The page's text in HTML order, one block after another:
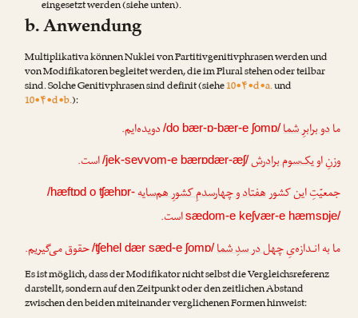
eingesetzt werden (siehe unten).
b. Anwendung
Multiplikativa können Nuklei von Partitivgenitivphrasen werden und
von Modifikatoren begleitet werden, die im Plural stehen oder teilbar
sind. Solche Genitivphrasen sind definit (siehe10•۴•d•a.und
10•۴•d•b.):
مادو برابرِ شما /do bær-ɒ-bær-e ʃomɒ/دویده‌ایم.
وزنِ اویک‌سوم برادرش/jek-sevvom-e bærɒdær-æʃ/است.
جمعیّتِ این کشورهفتاد و چهارسدمِ کشورِ هم‌سایه /hæftɒd o ʧæhɒr-
sædom-e keʃvær-e hæmsɒje/است.
ما به انـدازه‌یِچهل در سدِ شما /ʧehel dær sæd-e ʃomɒ/حقوق می‌گیریم.
Es ist möglich, dass der Modifikator nicht selbst die Vergleichsreferenz
darstellt, sondern auf den Zeitpunkt oder den zeitlichen Abstand
zwischen den beiden miteinander verglichenen Formen hinweist: